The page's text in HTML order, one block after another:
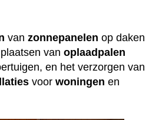
van zonnepanelen op daken
van oplaadpalen
en het verzorgen van
voor woningen en